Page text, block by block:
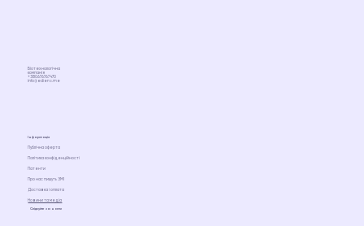
Біотехнологічна
компанія
+380676767470
info@ediens.me
Інформація
Політика конфіденційності
Публічна оферта
Патенти
Про нас пишуть ЗМІ
Доставка і оплата
Новини та медіа
Слідкуйте за нами